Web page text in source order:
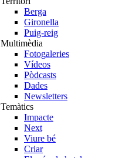
Berga
Gironella
Puig-reig
Multimèdia
Fotogaleries
Vídeos
Pòdcasts
Dades
Newsletters
Temàtics
Impacte
Next
Viure bé
Criar